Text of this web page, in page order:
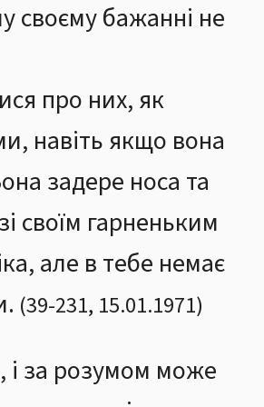
своєму бажанні не
про них, як
навіть якщо вона
задере носа та
своїм гарненьким
але в тебе немає
(39-231, 15.01.1971)
і за розумом може